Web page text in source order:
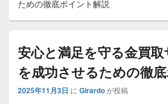
ための徹底ポイント解説
安心と満足を守る金買
を成功させるための徹
2025年11月3日 に Girardoが投稿